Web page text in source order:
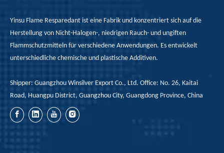
Yinsu Flame Resparedant ist eine Fabrik und konzentriert sich auf die
Herstellung von Nicht-Halogen-, niedrigen Rauch- und ungiften
Flammschutzmitteln für verschiedene Anwendungen. Es entwickelt
unterschiedliche chemische und plastische Additiven.
Shipper: Guangzhou Winsilver Export Co., Ltd. Office: No. 26, Kaitai
Road, Huangpu District, Guangzhou City, Guangdong Province, China